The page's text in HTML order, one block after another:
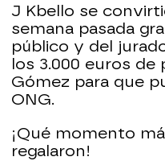
J Kbello se
semana pasada
público y del
los 3.000 euros de
Gómez para que
ONG.
¡Qué momento
regalaron!